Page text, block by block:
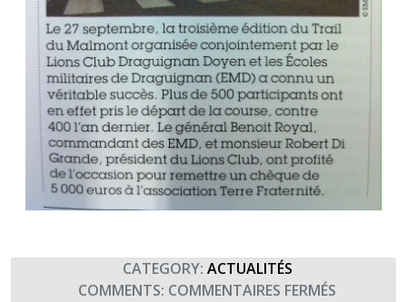
CATEGORY: ACTUALITÉS
COMMENTS: COMMENTAIRES FERMÉS